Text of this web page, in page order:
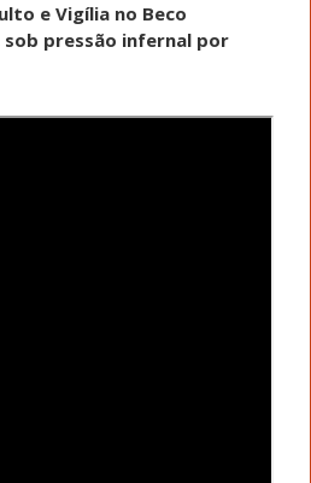
e Vigília no Beco
sob pressão infernal por